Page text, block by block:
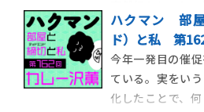
に終わる。だが
担当が飛んでく
も始められると
業界は学校教育
かった奴の集合
ハクマン 部
ド）と私 第
今年一発目の催
ている。実をい
化したことで、